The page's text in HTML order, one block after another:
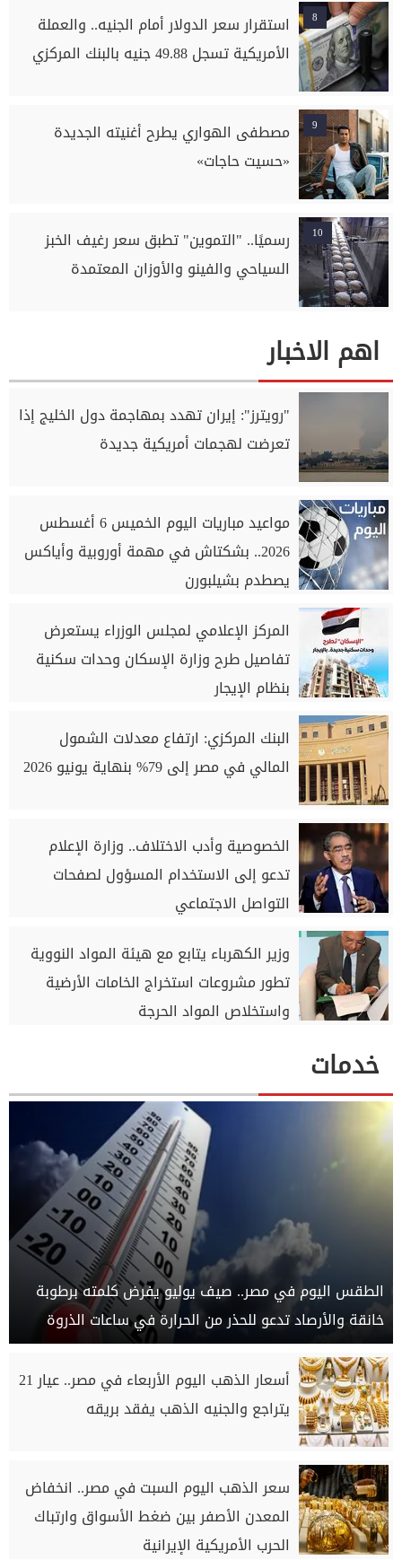
8
استقرار سعر الدولار أمام الجنيه.. والعملة
الأمريكية تسجل 49.88 جنيه بالبنك المركزي
9
مصطفى الهواري يطرح أغنيته الجديدة
«حسيت حاجات»
10
رسميًا.. "التموين" تطبق سعر رغيف الخبز
السياحي والفينو والأوزان المعتمدة
اهم الاخبار
"رويترز": إيران تهدد بمهاجمة دول الخليج إذا
تعرضت لهجمات أمريكية جديدة
مواعيد مباريات اليوم الخميس 6 أغسطس
2026.. بشكتاش في مهمة أوروبية وأياكس
يصطدم بشيلبورن
المركز الإعلامي لمجلس الوزراء يستعرض
تفاصيل طرح وزارة الإسكان وحدات سكنية
بنظام الإيجار
البنك المركزي: ارتفاع معدلات الشمول
المالي في مصر إلى 79% بنهاية يونيو 2026
الخصوصية وأدب الاختلاف.. وزارة الإعلام
تدعو إلى الاستخدام المسؤول لصفحات
التواصل الاجتماعي
وزير الكهرباء يتابع مع هيئة المواد النووية
تطور مشروعات استخراج الخامات الأرضية
واستخلاص المواد الحرجة
خدمات
الطقس اليوم في مصر.. صيف يوليو يفرض كلمته برطوبة
خانقة والأرصاد تدعو للحذر من الحرارة في ساعات الذروة
أسعار الذهب اليوم الأربعاء في مصر.. عيار 21
يتراجع والجنيه الذهب يفقد بريقه
سعر الذهب اليوم السبت في مصر.. انخفاض
المعدن الأصفر بين ضغط الأسواق وارتباك
الحرب الأمريكية الإيرانية